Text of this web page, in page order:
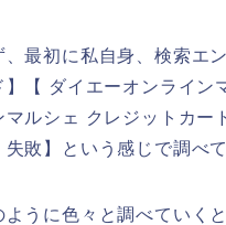
、最初に私自身、検索エ
】【 ダイエーオンライ
マルシェ クレジットカー
敗】という感じで調べ
ように色々と調べていく